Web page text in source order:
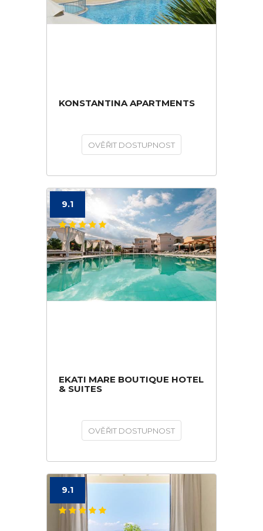
KONSTANTINA APARTMENTS
OVĚŘIT DOSTUPNOST
9.1
EKATI MARE BOUTIQUE HOTEL
& SUITES
OVĚŘIT DOSTUPNOST
9.1